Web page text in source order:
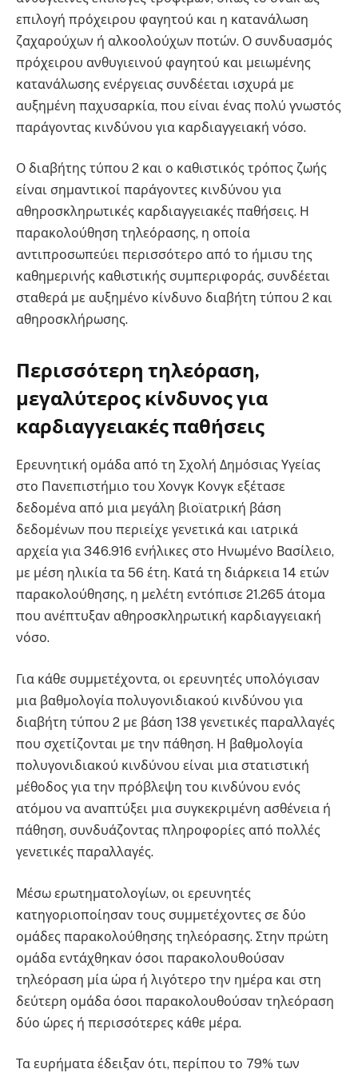
επιλογή πρόχειρου φαγητού και η κατανάλωση
ζαχαρούχων ή αλκοολούχων ποτών. Ο συνδυασμός
πρόχειρου ανθυγιεινού φαγητού και μειωμένης
κατανάλωσης ενέργειας συνδέεται ισχυρά με
αυξημένη παχυσαρκία, που είναι ένας πολύ γνωστός
παράγοντας κινδύνου για καρδιαγγειακή νόσο.
Ο διαβήτης τύπου 2 και ο καθιστικός τρόπος ζωής
είναι σημαντικοί παράγοντες κινδύνου για
αθηροσκληρωτικές καρδιαγγειακές παθήσεις. Η
παρακολούθηση τηλεόρασης, η οποία
αντιπροσωπεύει περισσότερο από το ήμισυ της
καθημερινής καθιστικής συμπεριφοράς, συνδέεται
σταθερά με αυξημένο κίνδυνο διαβήτη τύπου 2 και
αθηροσκλήρωσης.
Περισσότερη τηλεόραση,
μεγαλύτερος κίνδυνος για
καρδιαγγειακές παθήσεις
Ερευνητική ομάδα από τη Σχολή Δημόσιας Υγείας
στο Πανεπιστήμιο του Χονγκ Κονγκ εξέτασε
δεδομένα από μια μεγάλη βιοϊατρική βάση
δεδομένων που περιείχε γενετικά και ιατρικά
αρχεία για 346.916 ενήλικες στο Ηνωμένο Βασίλειο,
με μέση ηλικία τα 56 έτη. Κατά τη διάρκεια 14 ετών
παρακολούθησης, η μελέτη εντόπισε 21.265 άτομα
που ανέπτυξαν αθηροσκληρωτική καρδιαγγειακή
νόσο.
Για κάθε συμμετέχοντα, οι ερευνητές υπολόγισαν
μια βαθμολογία πολυγονιδιακού κινδύνου για
διαβήτη τύπου 2 με βάση 138 γενετικές παραλλαγές
που σχετίζονται με την πάθηση. Η βαθμολογία
πολυγονιδιακού κινδύνου είναι μια στατιστική
μέθοδος για την πρόβλεψη του κινδύνου ενός
ατόμου να αναπτύξει μια συγκεκριμένη ασθένεια ή
πάθηση, συνδυάζοντας πληροφορίες από πολλές
γενετικές παραλλαγές.
Μέσω ερωτηματολογίων, οι ερευνητές
κατηγοριοποίησαν τους συμμετέχοντες σε δύο
ομάδες παρακολούθησης τηλεόρασης. Στην πρώτη
ομάδα εντάχθηκαν όσοι παρακολουθούσαν
τηλεόραση μία ώρα ή λιγότερο την ημέρα και στη
δεύτερη ομάδα όσοι παρακολουθούσαν τηλεόραση
δύο ώρες ή περισσότερες κάθε μέρα.
Τα ευρήματα έδειξαν ότι, περίπου το 79% των